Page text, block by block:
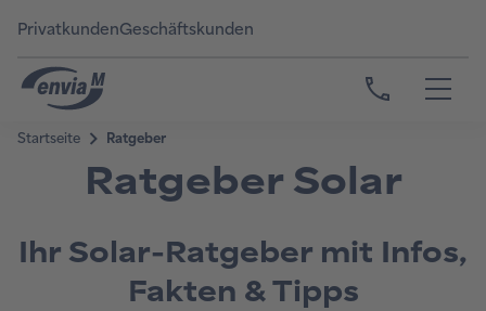
PrivatkundenGeschäftskunden
Ratgeber Solar
Ihr Solar-Ratgeber mit Infos,
Fakten & Tipps